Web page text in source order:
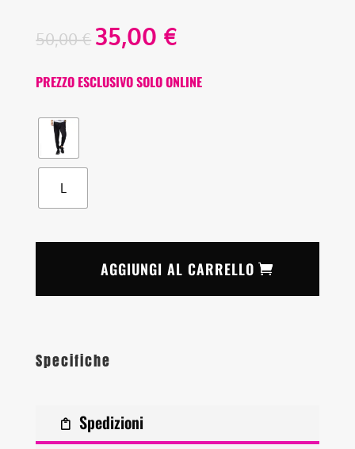
50,00€ 35,00 €
PREZZO ESCLUSIVO SOLO ONLINE
L
AGGIUNGI AL CARRELLO
Specifiche
Spedizioni